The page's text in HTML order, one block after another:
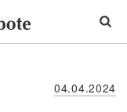
04.04.2024